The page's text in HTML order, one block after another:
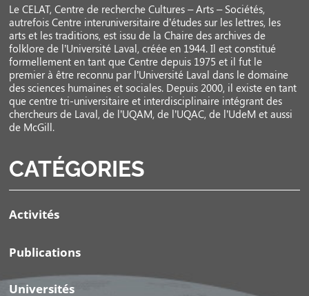
Le CELAT, Centre de recherche Cultures – Arts – Sociétés,
autrefois Centre interuniversitaire d’études sur les lettres, les
arts et les traditions, est issu de la Chaire des archives de
folklore de l’Université Laval, créée en 1944. Il est constitué
formellement en tant que Centre depuis 1975 et il fut le
premier à être reconnu par l’Université Laval dans le domaine
des sciences humaines et sociales. Depuis 2000, il existe en tant
que centre tri-universitaire et interdisciplinaire intégrant des
chercheurs de Laval, de l’UQAM, de l’UQAC, de l’UdeM et aussi
de McGill.
CATÉGORIES
Activités
Publications
Universités